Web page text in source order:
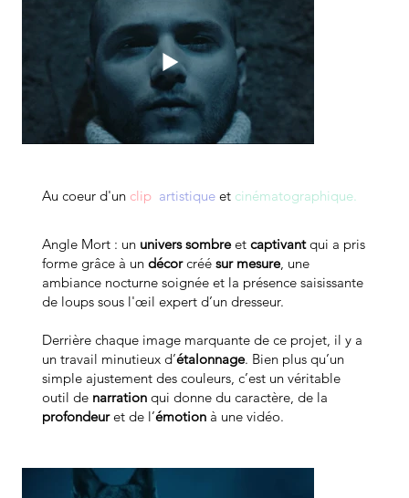
Au coeur d'un clip artistiqueet cinématographique.
Angle Mort : un univers sombreet captivantqui a pris
forme grâce à un décorcréé sur mesure, une
ambiance nocturne soignée et la présence saisissante
de loups sous l'œil expert d’un dresseur.
Derrière chaque image marquante de ce projet, il y a
un travail minutieux d’étalonnage. Bien plus qu’un
simple ajustement des couleurs, c’est un véritable
outil de narrationqui donne du caractère, de la
profondeuret de l’émotionà une vidéo.